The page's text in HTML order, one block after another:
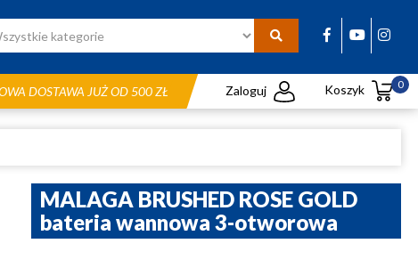
DOSTAWA JUŻ OD 500 ZŁ Zaloguj Koszyk 0
MALAGA BRUSHED ROSE GOLD
bateria wannowa 3-otworowa